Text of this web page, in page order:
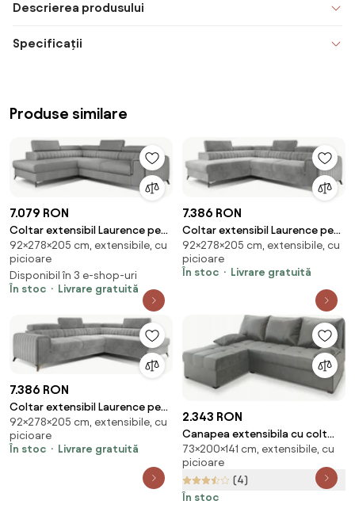
Descrierea produsului
Specificații
Produse similare
7.079 RON
Coltar extensibil Laurence pe
stanga Sawana 21
92×278×205 cm, extensibile, cu
picioare
Disponibil în 3 e-shop-uri
În stoc
Livrare gratuită
7.386 RON
Coltar extensibil Laurence pe
stanga Paros 05
92×278×205 cm, extensibile, cu
picioare
În stoc
Livrare gratuită
7.386 RON
Coltar extensibil Laurence pe
dreapta Paros 05
92×278×205 cm, extensibile, cu
picioare
În stoc
Livrare gratuită
2.343 RON
Canapea extensibila cu colt
bilateral ZENA, gri deschis
73×200×141 cm, extensibile, cu
picioare
(4)
În stoc